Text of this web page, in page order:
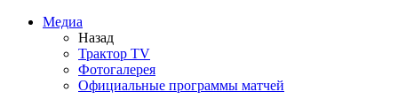
Медиа
Назад
Трактор TV
Фотогалерея
Официальные программы матчей